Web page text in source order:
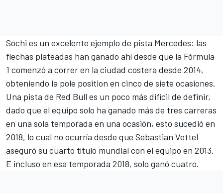
Sochi es un excelente ejemplo de pista Mercedes: las
flechas plateadas han ganado ahí desde que la Fórmula
1 comenzó a correr en la ciudad costera desde 2014,
obteniendo la pole position en cinco de siete ocasiones.
Una pista de Red Bull es un poco más difícil de definir,
dado que el equipo solo ha ganado más de tres carreras
en una sola temporada en una ocasión, esto sucedió en
2018, lo cual no ocurría desde que Sebastian Vettel
aseguró su cuarto título mundial con el equipo en 2013.
E incluso en esa temporada 2018, solo ganó cuatro.